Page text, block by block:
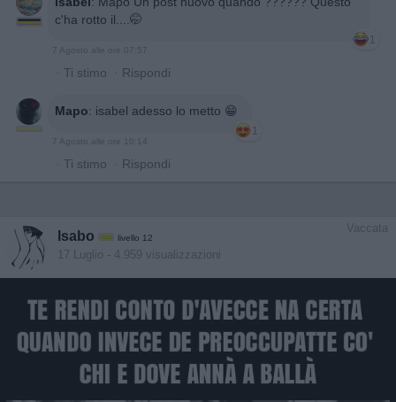
c'ha rotto il....🤭
1
7 Agosto alle ore 07:57
· Ti stimo · Rispondi
Mapo: isabel adesso lo metto 😁
1
7 Agosto alle ore 10:14
· Ti stimo · Rispondi
Vaccata
Isabo livello 12
17 Luglio - 4.959 visualizzazioni